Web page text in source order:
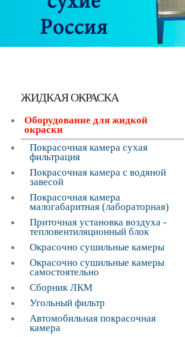
ЖИДКАЯ ОКРАСКА
Оборудование для жидкой
окраски
Покрасочная камера сухая
фильтрация
Покрасочная камера с водяной
завесой
Покрасочная камера
малогабаритная (лабораторная)
Приточная установка воздуха -
тепловентиляционный блок
Окрасочно сушильные камеры
Окрасочно сушильные камеры
самостоятельно
Сборник ЛКМ
Угольный фильтр
Автомобильная покрасочная
камера